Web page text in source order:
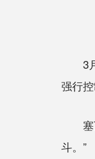
3月
强行控
塞瓦
斗。”